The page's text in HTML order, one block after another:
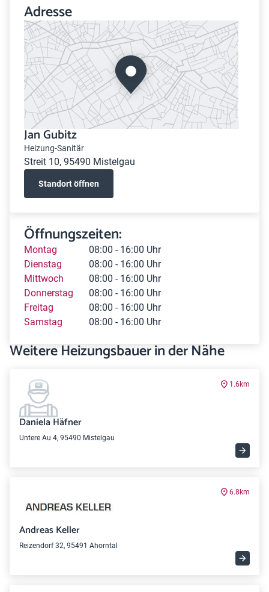
Adresse
Jan Gubitz
Heizung-Sanitär
Streit 10, 95490 Mistelgau
Standort öffnen
Öffnungszeiten:
Montag
08:00 - 16:00 Uhr
Dienstag
08:00 - 16:00 Uhr
Mittwoch
08:00 - 16:00 Uhr
Donnerstag
08:00 - 16:00 Uhr
Freitag
08:00 - 16:00 Uhr
Samstag
08:00 - 16:00 Uhr
Weitere Heizungsbauer in der Nähe
1.6km
Daniela Häfner
Untere Au 4, 95490 Mistelgau
6.8km
Andreas Keller
Reizendorf 32, 95491 Ahorntal